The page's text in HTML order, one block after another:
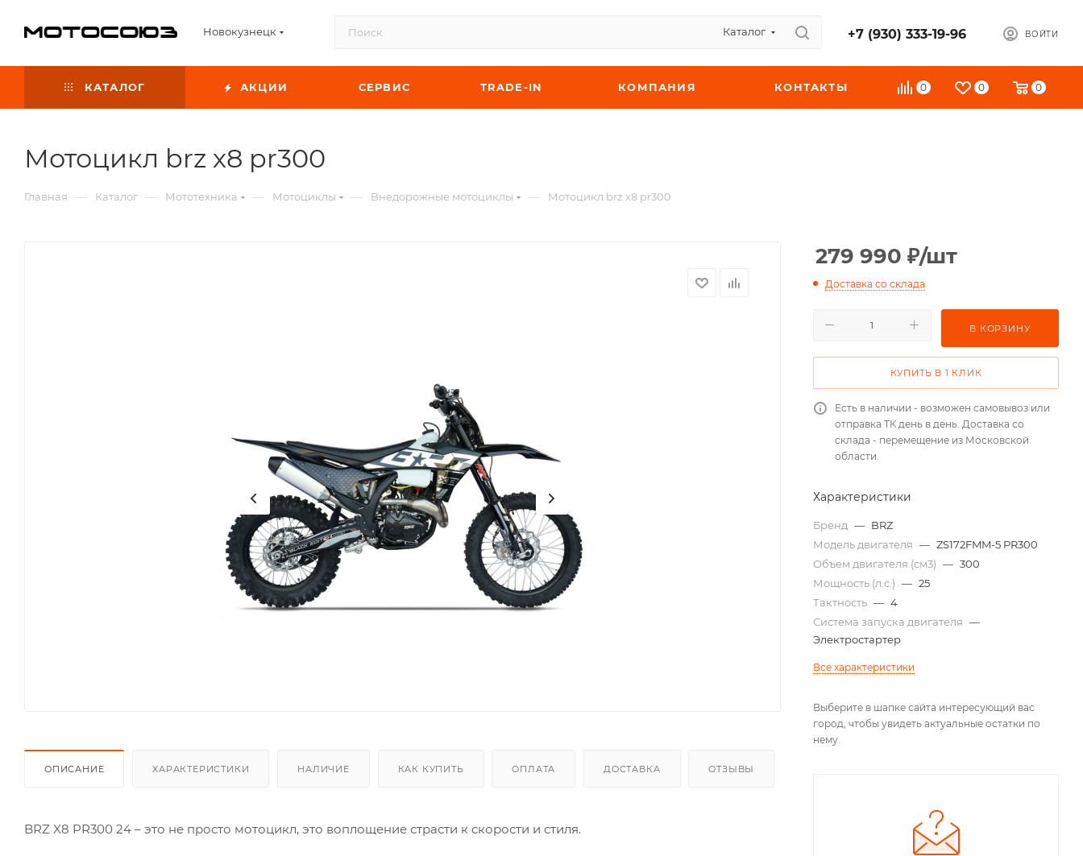
Новокузнецк Каталог +7 (930) 333-19-96 ВОЙТИ
0 0 0
КАТАЛОГ АКЦИИ СЕРВИС TRADE-IN КОМПАНИЯ КОНТАКТЫ
Мотоцикл brz x8 pr300
Главная — Каталог — Мототехника — Мотоциклы — Внедорожные мотоциклы — Мотоцикл brz x8 pr300
ОПИСАНИЕ ХАРАКТЕРИСТИКИ НАЛИЧИЕ КАК КУПИТЬ ОПЛАТА ДОСТАВКА ОТЗЫВЫ
BRZ X8 PR300 24 – это не просто мотоцикл, это воплощение страсти к скорости и стиля.
279 990 ₽/шт
Доставка со склада
В КОРЗИНУ
КУПИТЬ В 1 КЛИК
Есть в наличии - возможен самовывоз или
отправка ТК день в день. Доставка со
склада - перемещение из Московской
области.
Характеристики
Бренд — BRZ
Модель двигателя — ZS172FMM-5 PR300
Объем двигателя (см3) — 300
Мощность (л.с.) — 25
Тактность — 4
Система запуска двигателя —
Электростартер
Все характеристики
Выберите в шапке сайта интересующий вас
город, чтобы увидеть актуальные остатки по
нему.